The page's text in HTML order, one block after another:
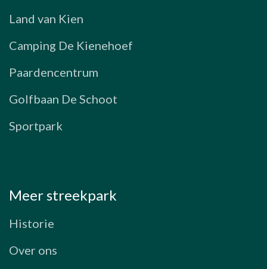
Land van Kien
Camping De Kienehoef
Paardencentrum
Golfbaan De Schoot
Sportpark
Meer streekpark
Historie
Over ons